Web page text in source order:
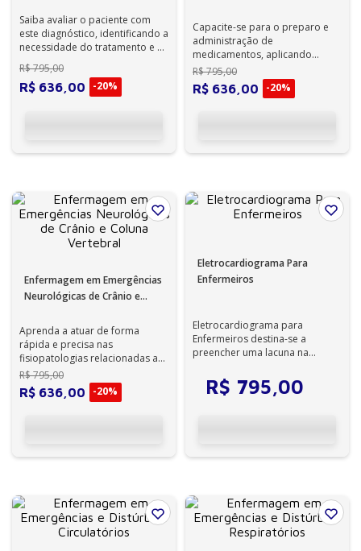
Saiba avaliar o paciente com
este diagnóstico, identificando a
necessidade do tratamento e os
recursos para uma melhor a...
R$795,00
R$ 636 00 -20%
Capacite-se para o preparo e
administração de
medicamentos, aplicando
conceitos matemáticos e
normas de segurança.
R$795,00
R$ 636 00 -20%
Enfermagem em Emergências
Neurológicas de Crânio e
Aprenda a atuar de forma
rápida e precisa nas
fisiopatologias relacionadas ao
sistema neurológico,
promovendo a estabili...
R$795,00
R$ 636 00 -20%
Eletrocardiograma Para
Enfermeiros
Eletrocardiograma para
Enfermeiros destina-se a
preencher uma lacuna na
por sinal, muita...
R$ 795,00